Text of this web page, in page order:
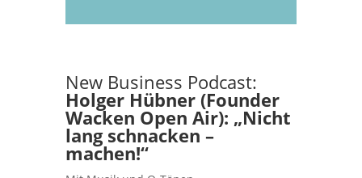
New Business Podcast:
Holger Hübner (Founder
Wacken Open Air): „Nicht
lang schnacken –
machen!“